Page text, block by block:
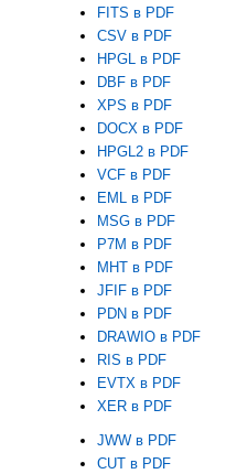
FITS в PDF
CSV в PDF
HPGL в PDF
DBF в PDF
XPS в PDF
DOCX в PDF
HPGL2 в PDF
VCF в PDF
EML в PDF
MSG в PDF
P7M в PDF
MHT в PDF
JFIF в PDF
PDN в PDF
DRAWIO в PDF
RIS в PDF
EVTX в PDF
XER в PDF
JWW в PDF
CUT в PDF